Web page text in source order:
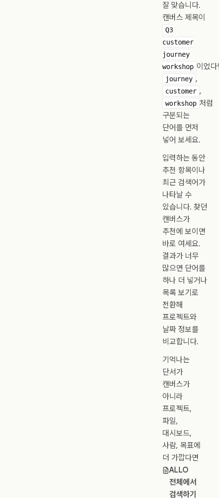
잘 맞습니다.
캔버스 제목이
Q3
customer
journey
workshop 이었다
journey ,
customer ,
workshop 처럼
구분되는
단어를 먼저
넣어 보세요.
입력하는 동안
추천 항목이나
최근 검색어가
나타날 수
있습니다. 찾던
캔버스가
추천에 보이면
바로 여세요.
결과가 너무
많으면 단어를
하나 더 넣거나
목록 보기로
전환해
프로젝트와
날짜 정보를
비교합니다.
기억나는
단서가
캔버스가
아니라
프로젝트,
파일,
대시보드,
사람, 목표에
더 가깝다면
ALLO
전체에서
검색하기